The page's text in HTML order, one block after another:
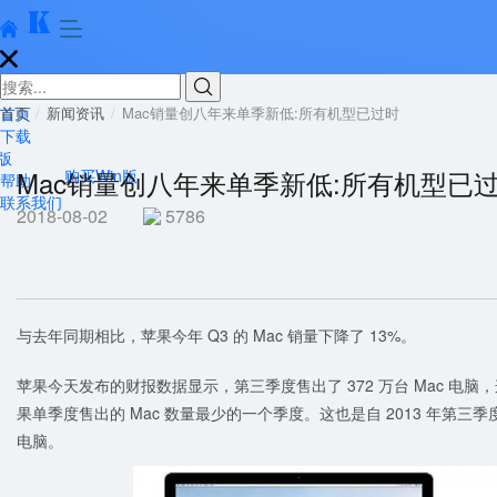
  


首页
下载
购买Win版
帮助
联系我们
首页 新闻资讯 Mac销量创八年来单季新低:所有机型已过时
Mac销量创八年来单季新低:所有机型已
2018-08-02 5786
与去年同期相比，苹果今年 Q3 的 Mac 销量下降了 13%。
苹果今天发布的财报数据显示，第三季度售出了 372 万台 Mac 电脑
果单季度售出的 Mac 数量最少的一个季度。这也是自 2013 年第三
电脑。